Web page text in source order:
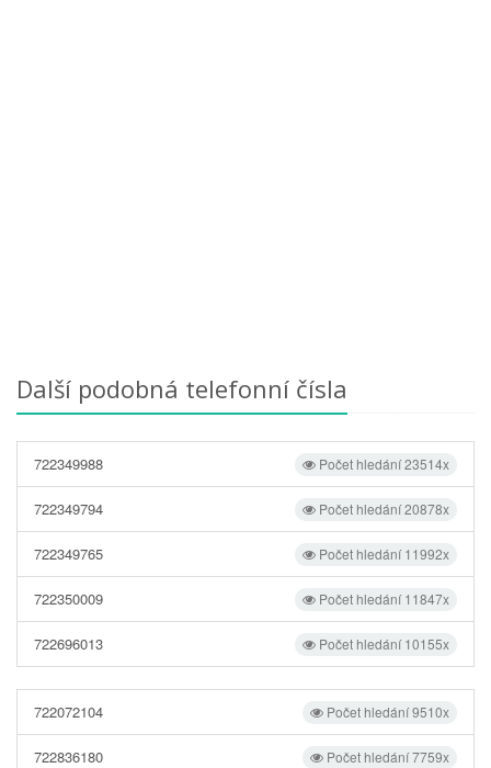
Další podobná telefonní čísla
Počet hledání 23514x
722349988
Počet hledání 20878x
722349794
Počet hledání 11992x
722349765
Počet hledání 11847x
722350009
Počet hledání 10155x
722696013
Počet hledání 9510x
722072104
Počet hledání 7759x
722836180